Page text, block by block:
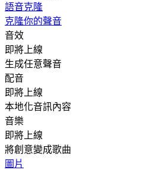
語音克隆
克隆你的聲音
音效
即將上線
生成任意聲音
配音
即將上線
本地化音訊內容
音樂
即將上線
將創意變成歌曲
圖片